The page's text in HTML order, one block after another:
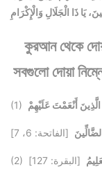
কুরআন থেকে
সবগুলো দোয়া
(1)
[الفاتحة: 6، 7]
(2) [البقرة: 127]